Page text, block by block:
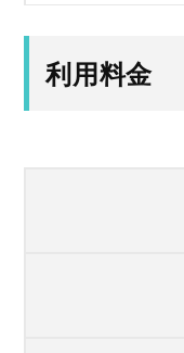
利用料金